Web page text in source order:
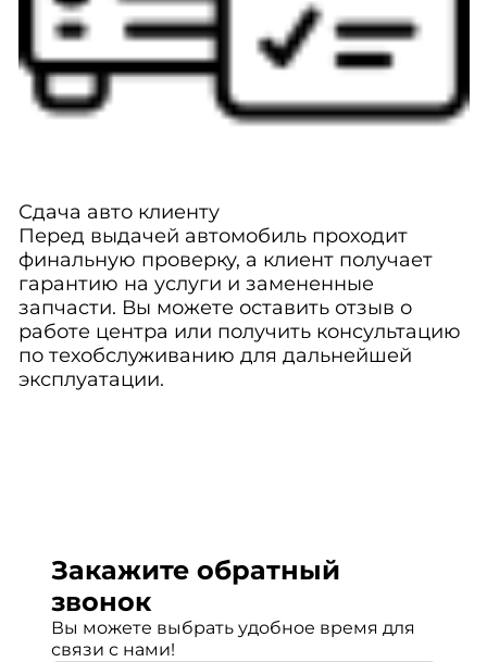
Сдача авто клиенту
Перед выдачей автомобиль проходит
финальную проверку, а клиент получает
гарантию на услуги и замененные
запчасти. Вы можете оставить отзыв о
работе центра или получить консультацию
по техобслуживанию для дальнейшей
эксплуатации.
Закажите обратный
звонок
Вы можете выбрать удобное время для
связи с нами!